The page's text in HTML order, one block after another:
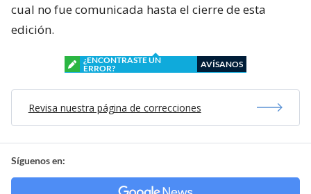
cual no fue comunicada hasta el cierre de esta
edición.
¿ENCONTRASTE UN
ERROR?
AVÍSANOS
Revisa nuestra página de correcciones
Síguenos en: